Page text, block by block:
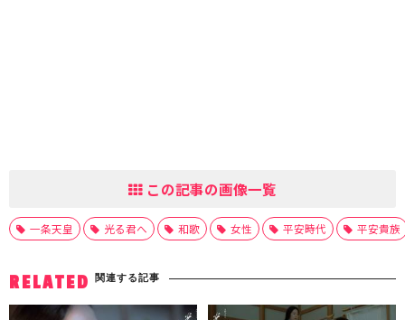
この記事の画像一覧
一条天皇 光る君へ 和歌 女性 平安時代 平安貴族
RELATED 関連する記事